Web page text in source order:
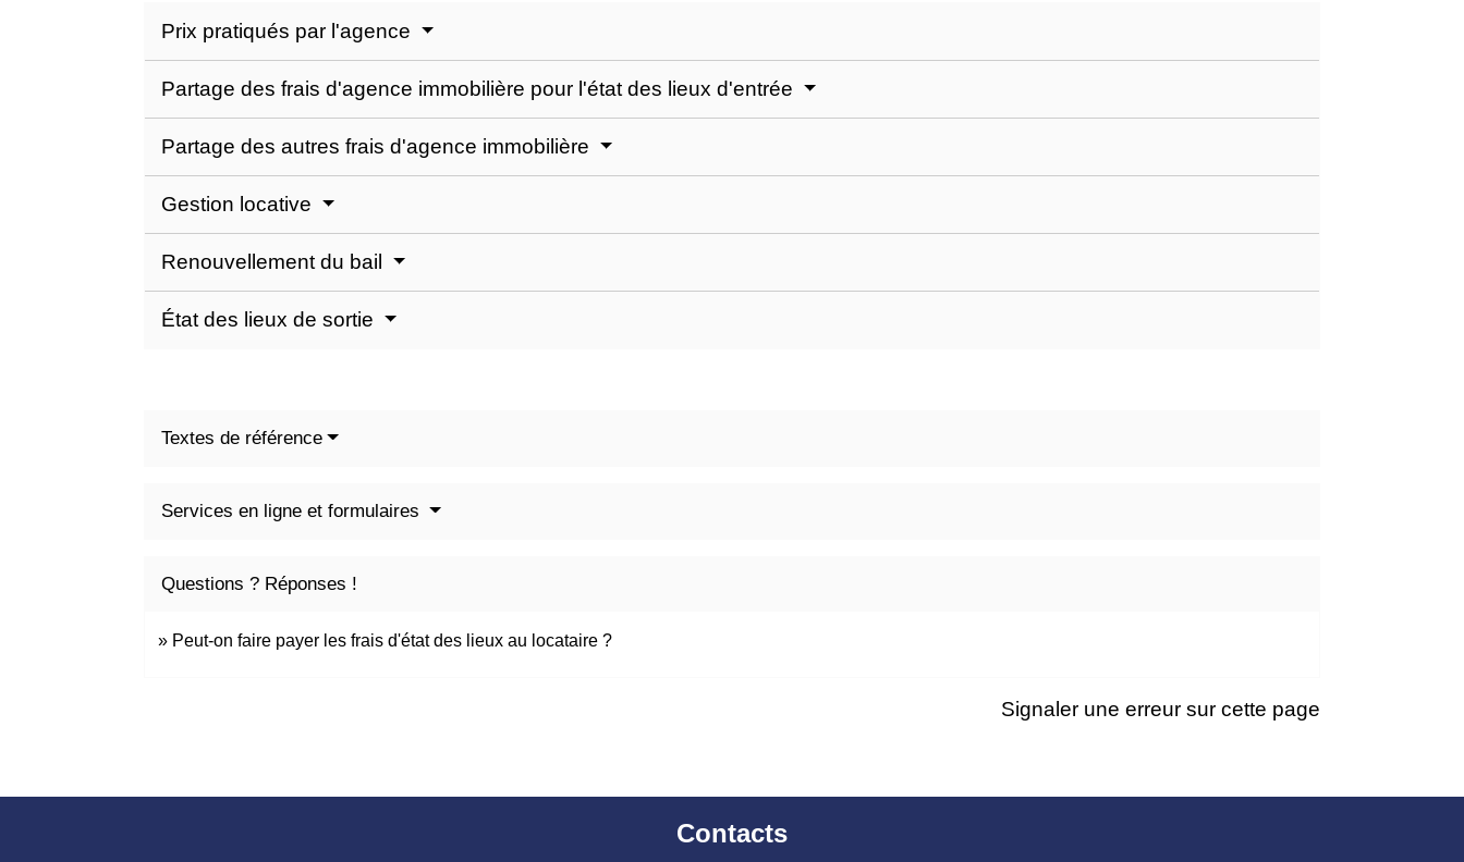
Prix pratiqués par l'agence
Partage des frais d'agence immobilière pour l'état des lieux d'entrée
Partage des autres frais d'agence immobilière
Gestion locative
Renouvellement du bail
État des lieux de sortie
Textes de référence
Services en ligne et formulaires
Questions ? Réponses !
Peut-on faire payer les frais d'état des lieux au locataire ?
Signaler une erreur sur cette page
Contacts